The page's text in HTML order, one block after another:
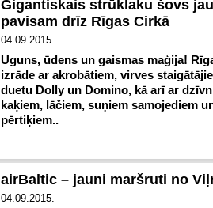
Gigantiskais strūklaku šovs jau
pavisam drīz Rīgas Cirkā
04.09.2015.
Uguns, ūdens un gaismas maģija!
izrāde ar akrobātiem, virves
duetu Dolly un Domino, kā arī ar
kaķiem, lāčiem, suņiem samojediem
pērtiķiem..
airBaltic – jauni maršruti no
04.09.2015.